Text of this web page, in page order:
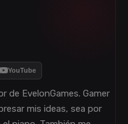
YouTube
de EvelonGames. Gamer
mis ideas, sea por